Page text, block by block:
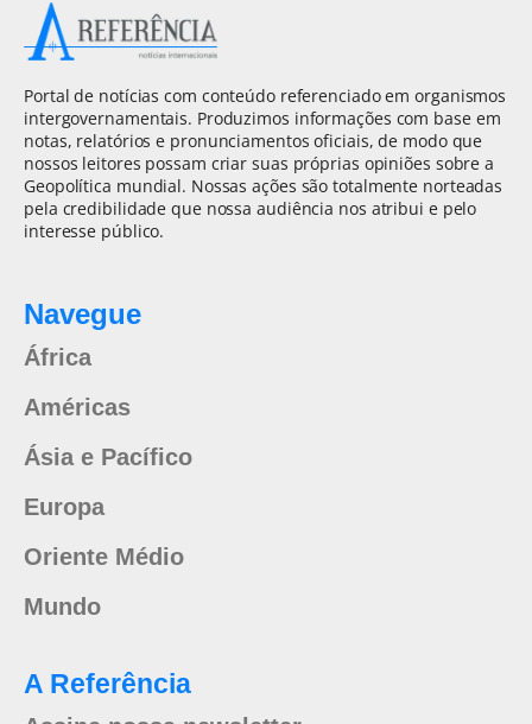
Portal de notícias com conteúdo referenciado em organismos
intergovernamentais. Produzimos informações com base em
notas, relatórios e pronunciamentos oficiais, de modo que
nossos leitores possam criar suas próprias opiniões sobre a
Geopolítica mundial. Nossas ações são totalmente norteadas
pela credibilidade que nossa audiência nos atribui e pelo
interesse público.
Navegue
África
Américas
Ásia e Pacífico
Europa
Oriente Médio
Mundo
A Referência